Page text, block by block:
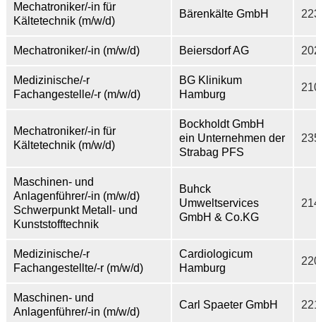
Mechatroniker/-in für
Kältetechnik (m/w/d)
Bärenkälte GmbH
Mechatroniker/-in (m/w/d) Beiersdorf AG
Medizinische/-r
Fachangestelle/-r (m/w/d)
BG Klinikum
Hamburg
Mechatroniker/-in für
Kältetechnik (m/w/d)
Bockholdt GmbH
ein Unternehmen der
Strabag PFS
Maschinen- und
Anlagenführer/-in (m/w/d)
Schwerpunkt Metall- und
Kunststofftechnik
Buhck
Umweltservices
GmbH & Co.KG
Medizinische/-r
Fachangestellte/-r (m/w/d)
Cardiologicum
Hamburg
Maschinen- und
Anlagenführer/-in (m/w/d)
Carl Spaeter GmbH